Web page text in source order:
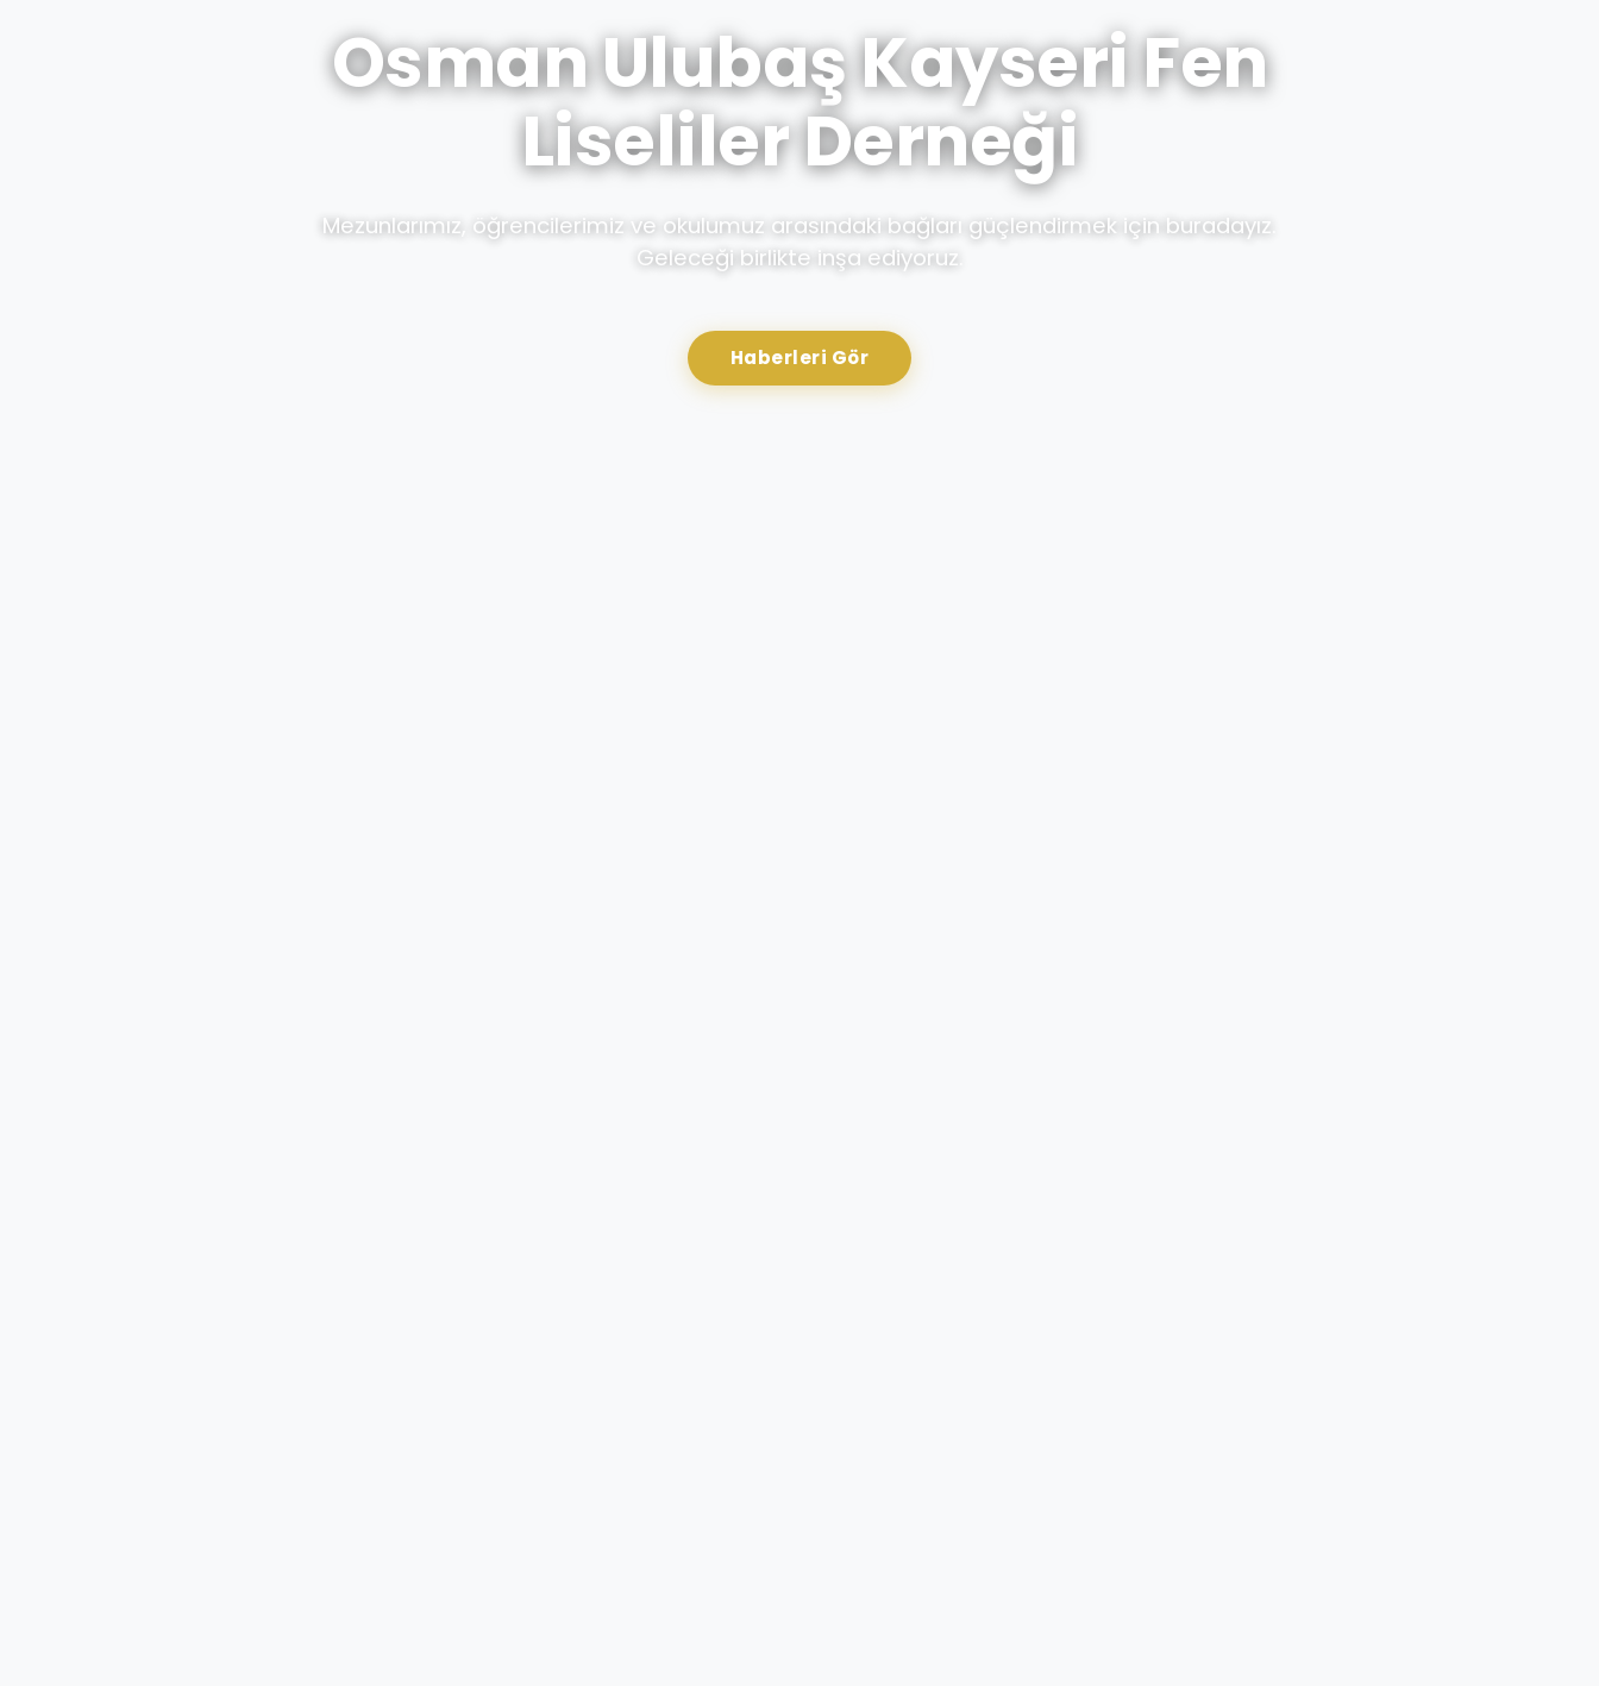
Osman Ulubaş Kayseri Fen
Liseliler Derneği
Mezunlarımız, öğrencilerimiz ve okulumuz arasındaki bağları güçlendirmek için buradayız.
Geleceği birlikte inşa ediyoruz.
Haberleri Gör